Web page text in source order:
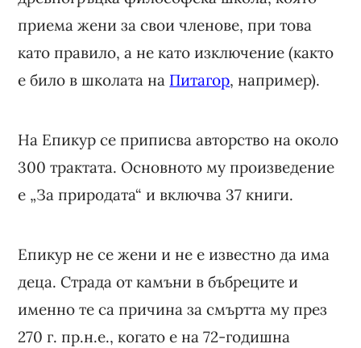
приема жени за свои членове, при това
като правило, а не като изключение (както
е било в школата на Питагор, например).
На Епикур се приписва авторство на около
300 трактата. Основното му произведение
е „За природата“ и включва 37 книги.
Епикур не се жени и не е известно да има
деца. Страда от камъни в бъбреците и
именно те са причина за смъртта му през
270 г. пр.н.е., когато е на 72-годишна